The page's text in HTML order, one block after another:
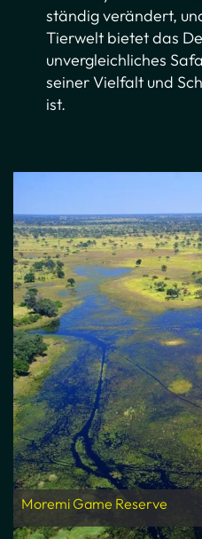
ständig verändert,
Tierwelt bietet das
unvergleichliches
seiner Vielfalt und
ist.
Moremi Game Reserve